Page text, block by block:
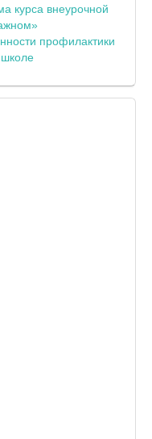
курса внеурочной
профилактики